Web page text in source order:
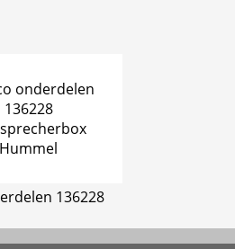
136228